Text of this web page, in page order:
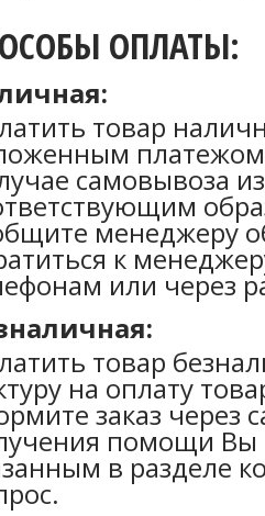
ОПЛАТЫ:
товар
самовывоза
менеджеру
к
или через
товар
на оплату
заказ через
помощи Вы
в разделе